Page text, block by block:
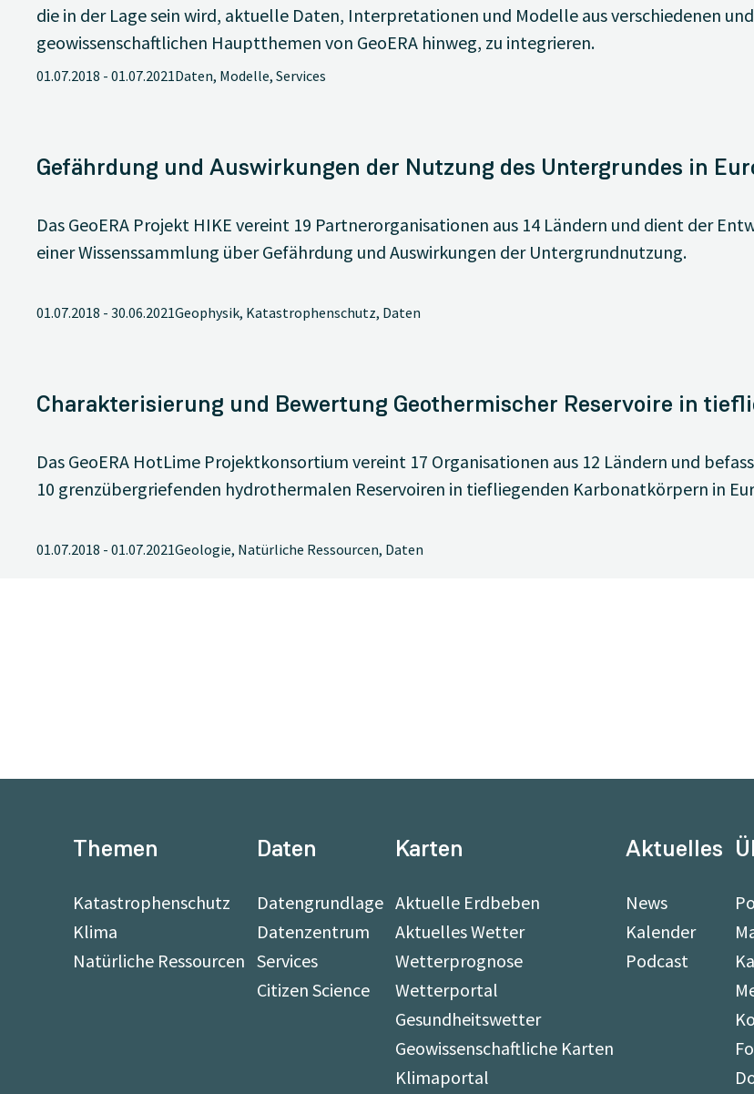
die in der Lage sein wird, aktuelle Daten, Interpretationen und Modelle aus verschiedenen
geowissenschaftlichen Hauptthemen von GeoERA hinweg, zu integrieren.
01.07.2018 - 01.07.2021Daten, Modelle, Services
Gefährdung und Auswirkungen der Nutzung des Untergrundes in
Das GeoERA Projekt HIKE vereint 19 Partnerorganisationen aus 14 Ländern und dient der
einer Wissenssammlung über Gefährdung und Auswirkungen der Untergrundnutzung.
01.07.2018 - 30.06.2021Geophysik, Katastrophenschutz, Daten
Charakterisierung und Bewertung Geothermischer Reservoire in
Das GeoERA HotLime Projektkonsortium vereint 17 Organisationen aus 12 Ländern und
10 grenzübergriefenden hydrothermalen Reservoiren in tiefliegenden Karbonatkörpern in
01.07.2018 - 01.07.2021Geologie, Natürliche Ressourcen, Daten
Themen
Katastrophenschutz
Klima
Natürliche Ressourcen
Daten
Datengrundlage
Datenzentrum
Services
Citizen Science
Karten
Aktuelle Erdbeben
Aktuelles Wetter
Wetterprognose
Wetterportal
Gesundheitswetter
Geowissenschaftliche Karten
Klimaportal
Aktuelles
News
Kalender
Podcast